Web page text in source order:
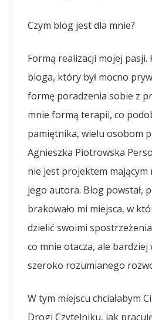
Czym blog jest dla mnie?
Formą realizacji mojej pasji.
bloga, który był mocno
formę poradzenia sobie z
mnie formą terapii, co
pamiętnika, wielu osobom
Agnieszka Piotrowska
nie jest projektem mającym
jego autora. Blog powstał,
brakowało mi miejsca, w
dzielić swoimi
co mnie otacza, ale bardziej
szeroko rozumianego
W tym miejscu chciałabym
Drogi Czytelniku, jak